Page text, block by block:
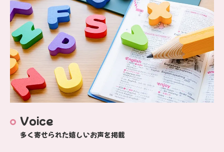
Voice
多く寄せられた嬉しいお声を掲載